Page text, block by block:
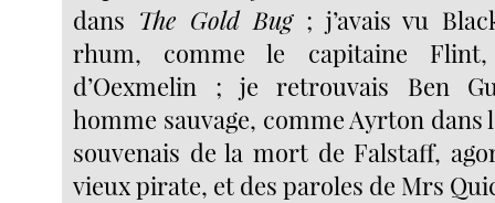
dans The Gold Bug; j’avais vu
rhum, comme le capitaine
d’Oexmelin ; je retrouvais Ben
homme sauvage, comme Ayrton dans
souvenais de la mort de Falstaff,
vieux pirate, et des paroles de Mrs